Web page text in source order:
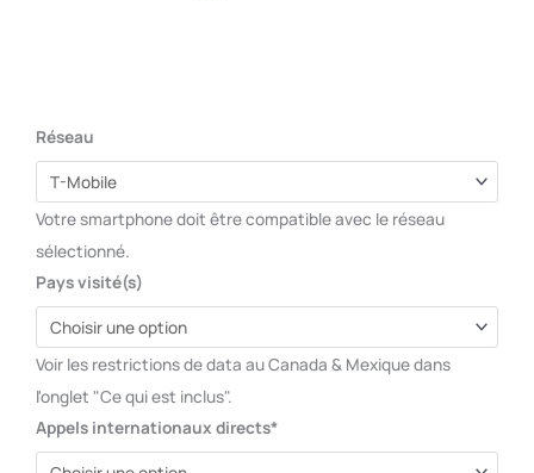
Réseau
Votre smartphone doit être compatible avec le réseau
sélectionné.
Pays visité(s)
Voir les restrictions de data au Canada & Mexique dans
l'onglet "Ce qui est inclus".
Appels internationaux directs*